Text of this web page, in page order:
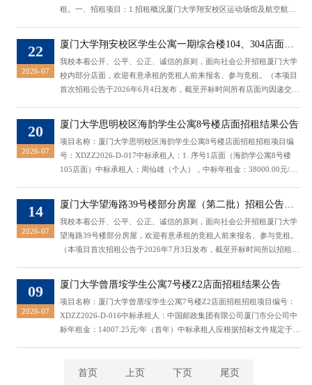
租。一、招租项目：1.招租概况厦门大学翔安校区运动场馆及航空航天
3年起每年递增5%，租金按自然年度支付。2. 经营资格限定：竞租人应
为法人企业（不接受自然人、个体工商户等非法人企业参与竞租）...
22
2026-07
厦门大学翔安校区学生公寓一期综合楼104、304店面招
我校本着公开、公平、公正、诚信的原则，面向社会公开招租厦门大学
校内部分店面，欢迎有意承租的竞租人前来报名、参与竞租。（本项目
首次招租公告于2026年6月4日发布，截至开标时间所有店面均因递交竞
方米）招租项目租期（年）底标价（元/年）1翔安校区一期综合楼
304155.34药店5196,796.25 说明：首次招租中“...
20
2026-07
厦门大学思明校区海韵学生公寓8号楼店面招租结果公告
项目名称：厦门大学思明校区海韵学生公寓8号楼店面招租招租项目编
号：XDZZ2026-D-017中标承租人：1. 序号1店面（海韵学公寓8号楼
105店面）中标承租人：周仙雄（个人），中标年租金：38000.00元/年
人），中标年租金：319999.00元/年（首年）；3. 序号3店面（海韵学
公寓8号楼126、127店面）未成交。中标承租人应根据招标文件规定于
招租结果公告后7天内向学校资产与后勤事务管理处房产科提供相关审
核材料(...
14
2026-07
厦门大学望海路39号楼部分房屋（第二批）招租公告
我校本着公开、公平、公正、诚信的原则，面向社会公开招租厦门大学
望海路39号楼部分房屋，欢迎有意承租的竞租人前来报名、参与竞租。
（本项目首次招租公告于2026年7月3日发布，截至开标时间所以招租店
方米）底标价（元/年）现有合同截止日201单元216室64.935824.8空置
201单元218室26.4314589.36空置301单元314室45....
09
2026-07
厦门大学曾厝垵学生公寓7号楼Z2店面招租结果公告
项目名称：厦门大学曾厝垵学生公寓7号楼Z2店面招租招租项目编号：
XDZZ2026-D-016中标承租人：中国邮政集团有限公司厦门市分公司中
标年租金：14007.25元/年（首年）中标承租人应根据招标文件规定于招
系：林老师，0592-2182285。特此公告。 厦门大学招投标中心2026年7
首页 上页 下页 尾页